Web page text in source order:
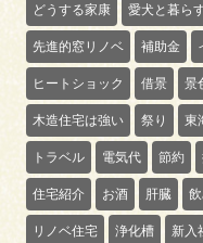
どうする家康 愛犬と暮ら
先進的窓リノベ 補助金
ヒートショック 借景 景
木造住宅は強い 祭り 東
トラベル 電気代 節約
住宅紹介 お酒 肝臓
リノベ住宅 浄化槽 新入